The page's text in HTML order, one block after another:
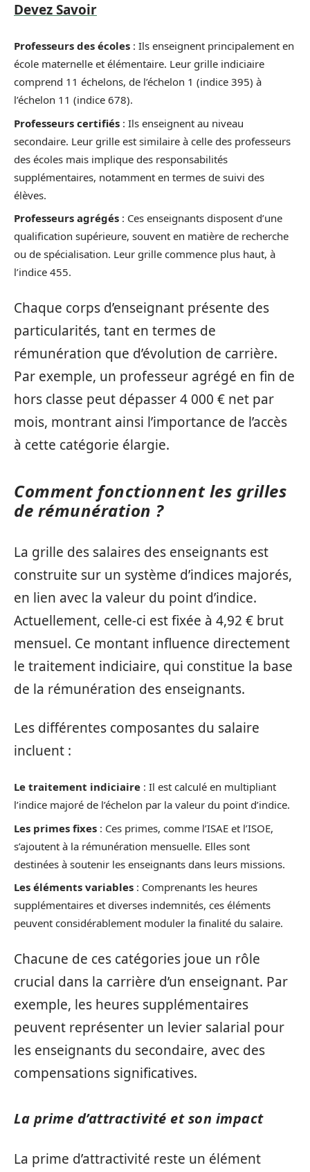
Devez Savoir
Professeurs des écoles : Ils enseignent principalement en
école maternelle et élémentaire. Leur grille indiciaire
comprend 11 échelons, de l’échelon 1 (indice 395) à
l’échelon 11 (indice 678).
Professeurs certifiés : Ils enseignent au niveau
secondaire. Leur grille est similaire à celle des professeurs
des écoles mais implique des responsabilités
supplémentaires, notamment en termes de suivi des
élèves.
Professeurs agrégés : Ces enseignants disposent d’une
qualification supérieure, souvent en matière de recherche
ou de spécialisation. Leur grille commence plus haut, à
l’indice 455.
Chaque corps d’enseignant présente des
particularités, tant en termes de
rémunération que d’évolution de carrière.
Par exemple, un professeur agrégé en fin de
hors classe peut dépasser 4 000 € net par
mois, montrant ainsi l’importance de l’accès
à cette catégorie élargie.
Comment fonctionnent les grilles
de rémunération ?
La grille des salaires des enseignants est
construite sur un système d’indices majorés,
en lien avec la valeur du point d’indice.
Actuellement, celle-ci est fixée à 4,92 € brut
mensuel. Ce montant influence directement
le traitement indiciaire, qui constitue la base
de la rémunération des enseignants.
Les différentes composantes du salaire
incluent :
Le traitement indiciaire : Il est calculé en multipliant
l’indice majoré de l’échelon par la valeur du point d’indice.
Les primes fixes : Ces primes, comme l’ISAE et l’ISOE,
s’ajoutent à la rémunération mensuelle. Elles sont
destinées à soutenir les enseignants dans leurs missions.
Les éléments variables : Comprenants les heures
supplémentaires et diverses indemnités, ces éléments
peuvent considérablement moduler la finalité du salaire.
Chacune de ces catégories joue un rôle
crucial dans la carrière d’un enseignant. Par
exemple, les heures supplémentaires
peuvent représenter un levier salarial pour
les enseignants du secondaire, avec des
compensations significatives.
La prime d’attractivité et son impact
La prime d’attractivité reste un élément